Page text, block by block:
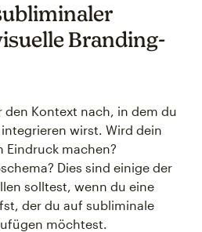
Branding-
den Kontext nach, in dem du
wirst. Wird dein
Eindruck machen?
Dies sind einige der
solltest, wenn du eine
der du auf subliminale
möchtest.